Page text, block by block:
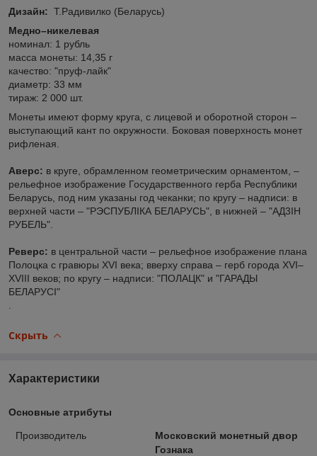
Дизайн: Т.Радивилко (Беларусь)
Медно–никелевая
номинал: 1 рубль
масса монеты: 14,35 г
качество: "пруф-лайк"
диаметр: 33 мм
тираж: 2 000 шт.
Монеты имеют форму круга, с лицевой и оборотной сторон –
выступающий кант по окружности. Боковая поверхность монет
рифленая.
Аверс: в круге, обрамленном геометрическим орнаментом, –
рельефное изображение Государственного герба Республики
Беларусь, под ним указаны год чеканки; по кругу – надписи: в
верхней части – "РЭСПУБЛIКА БЕЛАРУСЬ", в нижней – "АД3IН
РУБЕЛЬ".
Реверс: в центральной части – рельефное изображение плана
Полоцка с гравюры XVI века; вверху справа – герб города XVI–
XVIII веков; по кругу – надписи: "ПОЛАЦК" и "ГАРАДЫ
БЕЛАРУСI"
Скрыть
Характеристики
Основные атрибуты
Производитель
Московский монетный двор
Гознака